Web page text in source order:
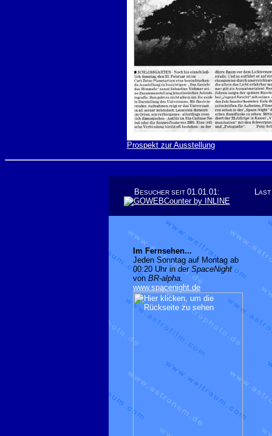
Prospekt zur Ausstellung
BESUCHER SEIT 01.01.01: LAST
Im Fernsehen...
Jeden Sonntag auf Montag ab
00:20 Uhr in der SpaceNight
von BR-alpha.
www.spacenight.de